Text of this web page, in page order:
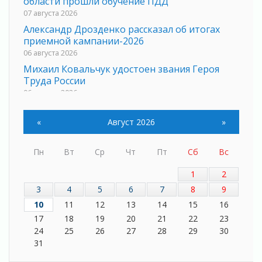
07 августа 2026
Александр Дрозденко рассказал об итогах
приемной кампании-2026
06 августа 2026
Михаил Ковальчук удостоен звания Героя
Труда России
06 августа 2026
Новый фельдшерско-акушерский пункт начал
работу в деревне Мотохово
06 августа 2026
Ветеранам СВО — новые возможности для
самореализации
Экомилиция Ленобласти вышла на воду
06 августа 2026
Лето в ритме ремонта
06 августа 2026
Губернатор Ленобласти сделал ставку на
« Август 2026 »
Пн Вт Ср Чт Пт Сб
Вс
1
2
3
4 5 6 7 8
9
10
11 12 13 14 15
16
17
18 19 20 21 22
23
24
25 26 27 28 29
30
31